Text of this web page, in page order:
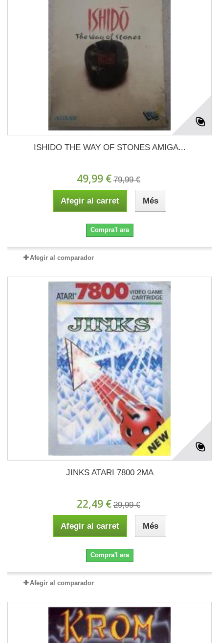
ISHIDO THE WAY OF STONES AMIGA...
49,99 € 79,99 €
Afegir al carret Més
Compra'l ara
Afegir al comparador
JINKS ATARI 7800 2MA
22,49 € 29,99 €
Afegir al carret Més
Compra'l ara
Afegir al comparador